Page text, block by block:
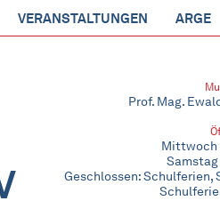
VERANSTALTUNGEN ARGE
Prof. Mag.
Mittwoch
Samstag
Geschlossen: Schulferien,